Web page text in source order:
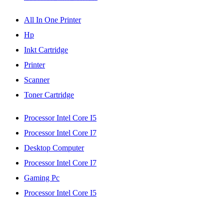
All In One Printer
Hp
Inkt Cartridge
Printer
Scanner
Toner Cartridge
Processor Intel Core I5
Processor Intel Core I7
Desktop Computer
Processor Intel Core I7
Gaming Pc
Processor Intel Core I5